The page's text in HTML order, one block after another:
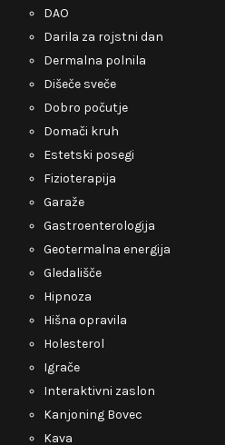
DAO
Darila za rojstni dan
Dermalna polnila
Dišeče sveče
Dobro počutje
Domači kruh
Estetski posegi
Fizioterapija
Garaže
Gastroenterologija
Geotermalna energija
Gledališče
Hipnoza
Hišna opravila
Holesterol
Igrače
Interaktivni zaslon
Kanjoning Bovec
Kava